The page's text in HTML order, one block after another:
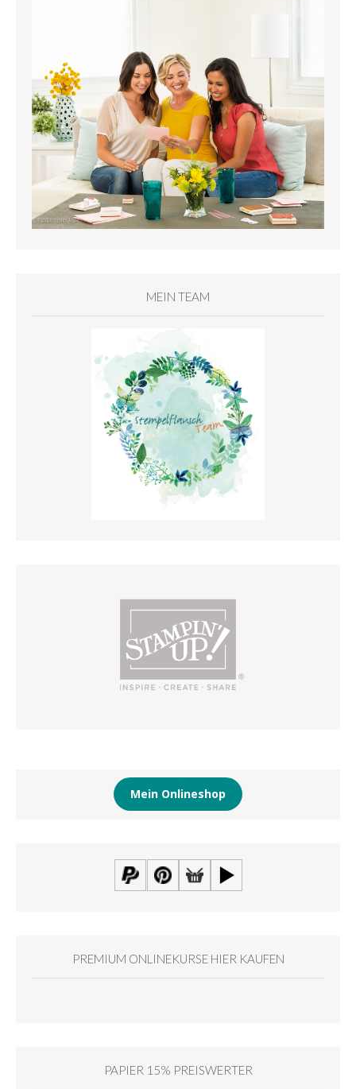
MEIN TEAM
Mein Onlineshop
PREMIUM ONLINEKURSE HIER KAUFEN
PAPIER 15% PREISWERTER